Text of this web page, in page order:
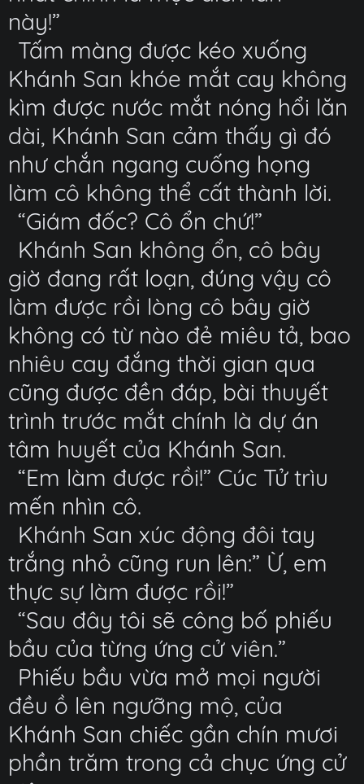
này!”
Tấm màng được kéo xuống
Khánh San khóe mắt cay không
kìm được nước mắt nóng hổi lăn
dài, Khánh San cảm thấy gì đó
như chắn ngang cuống họng
làm cô không thể cất thành lời.
“Giám đốc? Cô ổn chứ!”
Khánh San không ổn, cô bây
giờ đang rất loạn, đúng vậy cô
làm được rồi lòng cô bây giờ
không có từ nào đẻ miêu tả, bao
nhiêu cay đắng thời gian qua
cũng được đền đáp, bài thuyết
trình trước mắt chính là dự án
tâm huyết của Khánh San.
“Em làm được rồi!” Cúc Tử trìu
mến nhìn cô.
Khánh San xúc động đôi tay
trắng nhỏ cũng run lên:” Ừ, em
thực sự làm được rồi!”
“Sau đây tôi sẽ công bố phiếu
bầu của từng ứng cử viên.”
Phiếu bầu vừa mở mọi người
đều ồ lên ngưỡng mộ, của
Khánh San chiếc gần chín mươi
phần trăm trong cả chục ứng cử